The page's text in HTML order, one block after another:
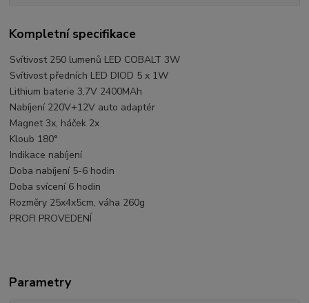
Kompletní specifikace
Svítivost 250 lumenů LED COBALT 3W
Svítivost předních LED DIOD 5 x 1W
Lithium baterie 3,7V 2400MAh
Nabíjení 220V+12V auto adaptér
Magnet 3x, háček 2x
Kloub 180°
Indikace nabíjení
Doba nabíjení 5-6 hodin
Doba svícení 6 hodin
Rozměry 25x4x5cm, váha 260g
PROFI PROVEDENÍ
Parametry